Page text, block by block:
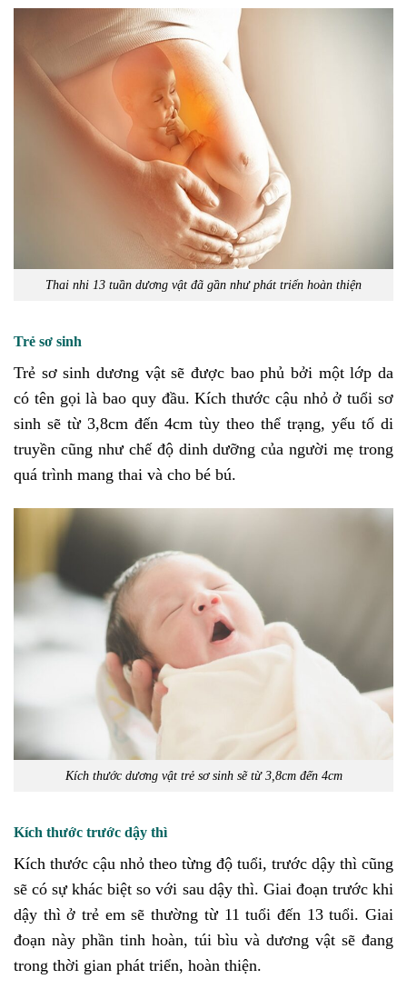
Thai nhi 13 tuần dương vật đã gần như phát triển hoàn thiện
Trẻ sơ sinh
Trẻ sơ sinh dương vật sẽ được bao phủ bởi một lớp da
có tên gọi là bao quy đầu. Kích thước cậu nhỏ ở tuổi sơ
sinh sẽ từ 3,8cm đến 4cm tùy theo thể trạng, yếu tố di
truyền cũng như chế độ dinh dưỡng của người mẹ trong
quá trình mang thai và cho bé bú.
Kích thước dương vật trẻ sơ sinh sẽ từ 3,8cm đến 4cm
Kích thước trước dậy thì
Kích thước cậu nhỏ theo từng độ tuổi, trước dậy thì cũng
sẽ có sự khác biệt so với sau dậy thì. Giai đoạn trước khi
dậy thì ở trẻ em sẽ thường từ 11 tuổi đến 13 tuổi. Giai
đoạn này phần tinh hoàn, túi bìu và dương vật sẽ đang
trong thời gian phát triển, hoàn thiện.